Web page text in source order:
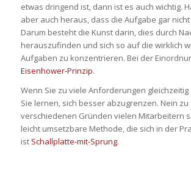
etwas dringend ist, dann ist es auch wichtig.
aber auch heraus, dass die Aufgabe gar nicht
Darum besteht die Kunst darin, dies durch
herauszufinden und sich so auf die wirklich
Aufgaben zu konzentrieren. Bei der
Eisenhower-Prinzip.
Wenn Sie zu viele Anforderungen
Sie lernen, sich besser abzugrenzen. Nein
verschiedenen Gründen vielen Mitarbeitern
leicht umsetzbare Methode, die sich in der
ist Schallplatte-mit-Sprung.